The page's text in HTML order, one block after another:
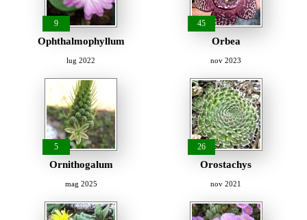
9
Ophthalmophyllum
lug 2022
45
Orbea
nov 2023
5
Ornithogalum
mag 2025
26
Orostachys
nov 2021